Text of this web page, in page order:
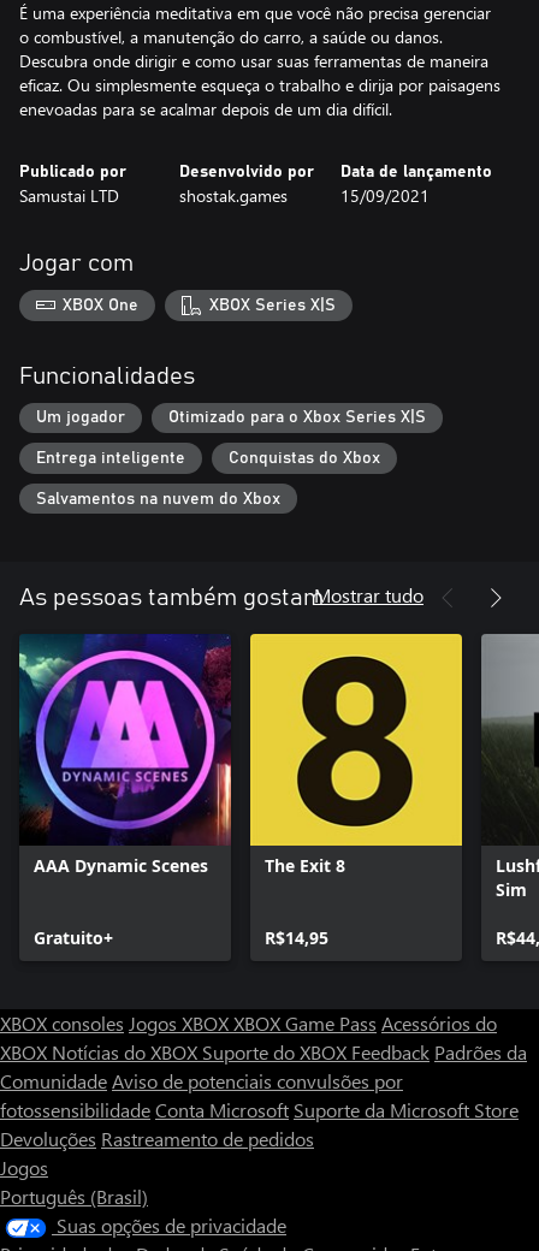
É uma experiência meditativa em que você não precisa gerenciar
o combustível, a manutenção do carro, a saúde ou danos.
Descubra onde dirigir e como usar suas ferramentas de maneira
eficaz. Ou simplesmente esqueça o trabalho e dirija por paisagens
enevoadas para se acalmar depois de um dia difícil.
Publicado por
Samustai LTD
Desenvolvido por
shostak.games
Data de lançamento
15/09/2021
Jogar com
XBOX One XBOX Series X|S
Funcionalidades
Um jogador Otimizado para o Xbox Series X|S
Entrega inteligente Conquistas do Xbox
Salvamentos na nuvem do Xbox
As pessoas também gostamMostrar tudo
AAA Dynamic Scenes
Gratuito+
The Exit 8
R$14,95
Sim
XBOX consoles Jogos XBOXXBOX Game Pass Acessórios do
XBOX Notícias do XBOX Suporte do XBOX Feedback Padrões da
ComunidadeAviso de potenciais convulsões por
fotossensibilidadeConta Microsoft Suporte da Microsoft Store
Devoluções Rastreamento de pedidos
Jogos
Português (Brasil)
Suas opções de privacidade